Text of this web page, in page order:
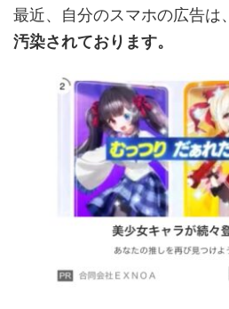
最近、自分のスマホの広告は、
汚染されております。